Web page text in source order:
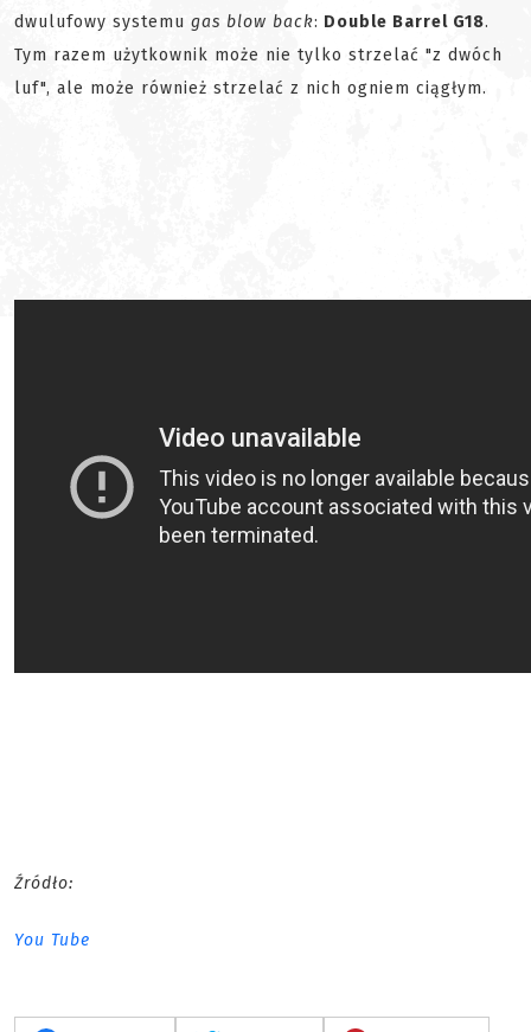
dwulufowy systemu gas blow back: Double Barrel G18.
Tym razem użytkownik może nie tylko strzelać "z dwóch
luf", ale może również strzelać z nich ogniem ciągłym.
Źródło:
You Tube